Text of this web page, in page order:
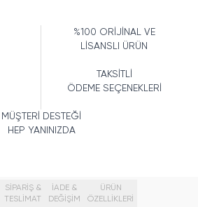
%100 ORİJİNAL VE
LİSANSLI ÜRÜN
TAKSİTLİ
ÖDEME SEÇENEKLERİ
MÜŞTERİ DESTEĞİ
HEP YANINIZDA
SİPARİŞ &
TESLİMAT
İADE &
DEĞİŞİM
ÜRÜN
ÖZELLIKLERI